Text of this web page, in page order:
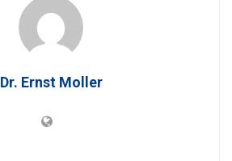
Dr. Ernst Moller